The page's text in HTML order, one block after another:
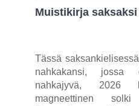
Muistikirja saksaksi
Tässä
nahkakansi,
nahkajyvä, 2026
magneettinen